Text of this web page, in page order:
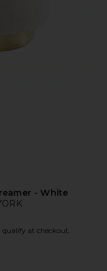
- White
qualify at checkout.